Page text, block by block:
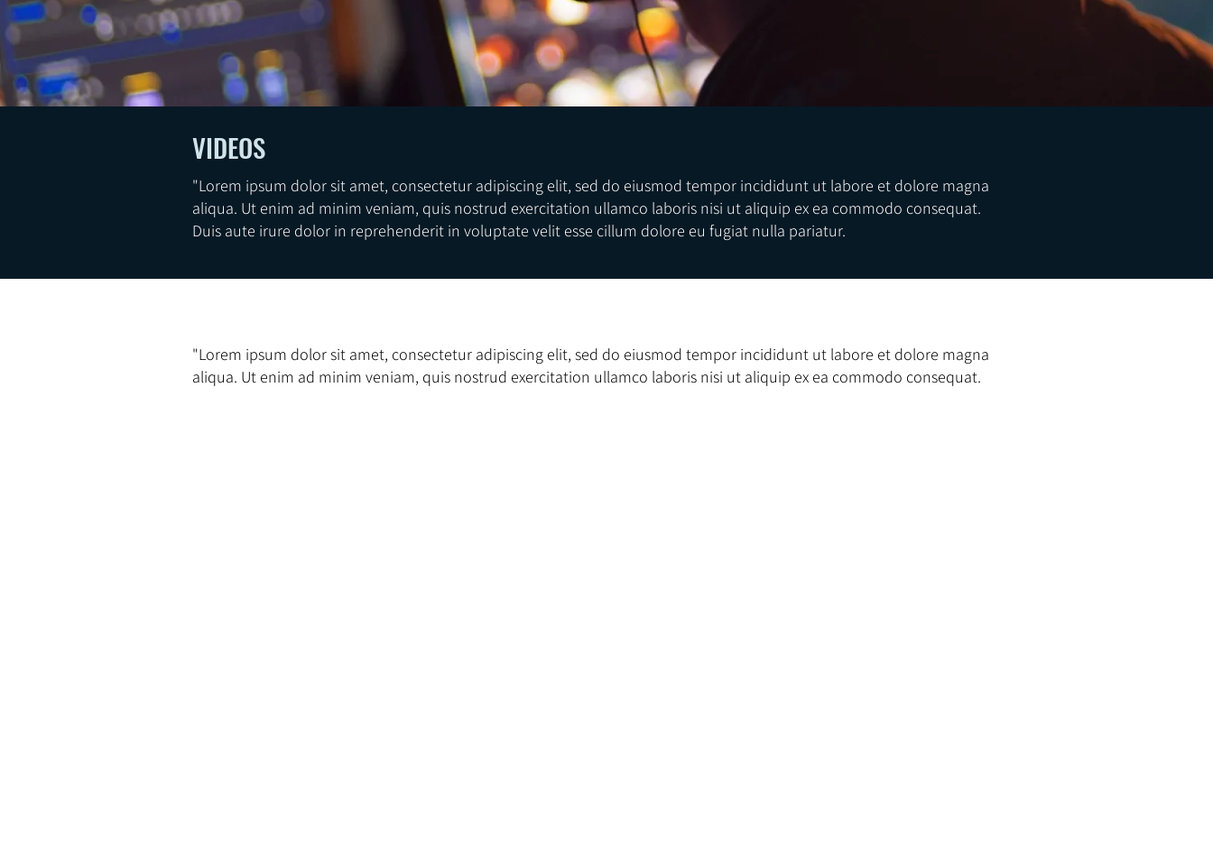
VIDEOS
"Lorem ipsum dolor sit amet, consectetur adipiscing elit, sed do eiusmod tempor incididunt ut labore et dolore magna
aliqua. Ut enim ad minim veniam, quis nostrud exercitation ullamco laboris nisi ut aliquip ex ea commodo consequat.
Duis aute irure dolor in reprehenderit in voluptate velit esse cillum dolore eu fugiat nulla pariatur.
"Lorem ipsum dolor sit amet, consectetur adipiscing elit, sed do eiusmod tempor incididunt ut labore et dolore magna
aliqua. Ut enim ad minim veniam, quis nostrud exercitation ullamco laboris nisi ut aliquip ex ea commodo consequat.